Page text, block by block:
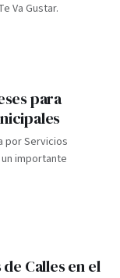
Va Gustar.
para
por Servicios
importante
Calles en el